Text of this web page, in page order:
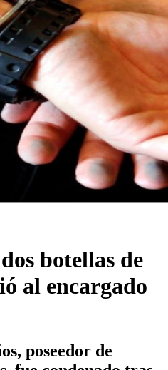
botellas de
al encargado
poseedor de